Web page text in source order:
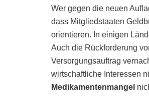
Wer gegen die neuen
dass Mitgliedstaaten
orientieren. In einigen
Auch die Rückforderung
Versorgungsauftrag
wirtschaftliche Interessen
Medikamentenmangel